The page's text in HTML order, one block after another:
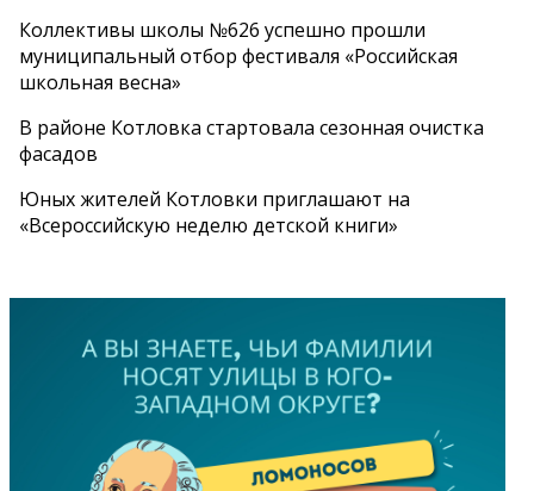
Коллективы школы №626 успешно прошли
муниципальный отбор фестиваля «Российская
школьная весна»
В районе Котловка стартовала сезонная очистка
фасадов
Юных жителей Котловки приглашают на
«Всероссийскую неделю детской книги»